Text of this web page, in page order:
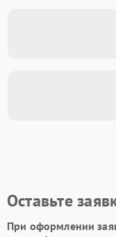
Оставьте
При оформлении